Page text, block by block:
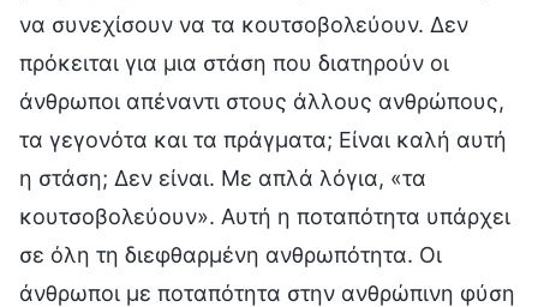
να συνεχίσουν να τα κουτσοβολεύουν. Δεν
πρόκειται για μια στάση που διατηρούν οι
άνθρωποι απέναντι στους άλλους ανθρώπους,
τα γεγονότα και τα πράγματα; Είναι καλή αυτή
η στάση; Δεν είναι. Με απλά λόγια, «τα
κουτσοβολεύουν». Αυτή η ποταπότητα υπάρχει
σε όλη τη διεφθαρμένη ανθρωπότητα. Οι
άνθρωποι με ποταπότητα στην ανθρώπινη φύση